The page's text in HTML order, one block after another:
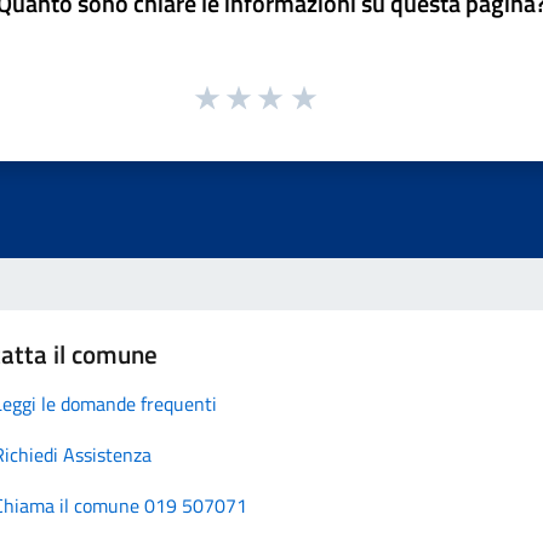
il comune
le domande frequenti
Assistenza
il comune 019 507071